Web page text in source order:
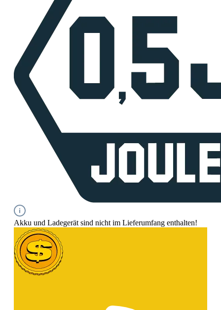
Akku und Ladegerät sind nicht im Lieferumfang enthalten!